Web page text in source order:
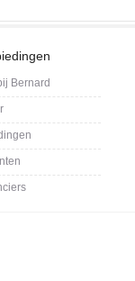
Bernard